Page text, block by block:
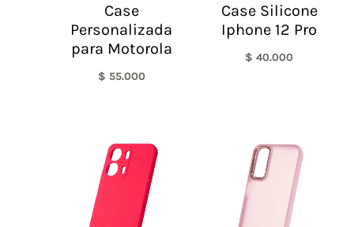
Case
Personalizada
para Motorola
$ 55.000
Case Silicone
Iphone 12 Pro
$ 40.000